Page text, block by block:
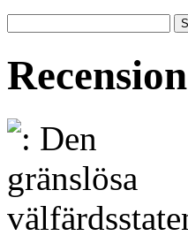
Recension